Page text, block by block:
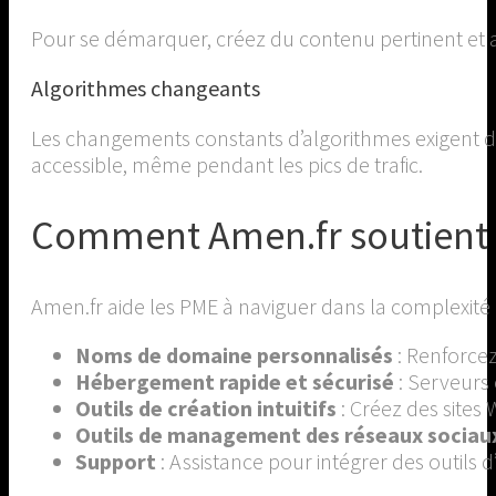
Pour se démarquer, créez du contenu pertinent et
Algorithmes changeants
Les changements constants d’algorithmes
accessible, même pendant les pics de trafic.
Comment Amen.fr
Amen.fr aide les PME à naviguer dans la
Noms de domaine personnalisés :
Hébergement rapide et sécurisé :
Outils de création intuitifs : Créez des sites
Outils de management des réseaux
Support : Assistance pour intégrer des outils